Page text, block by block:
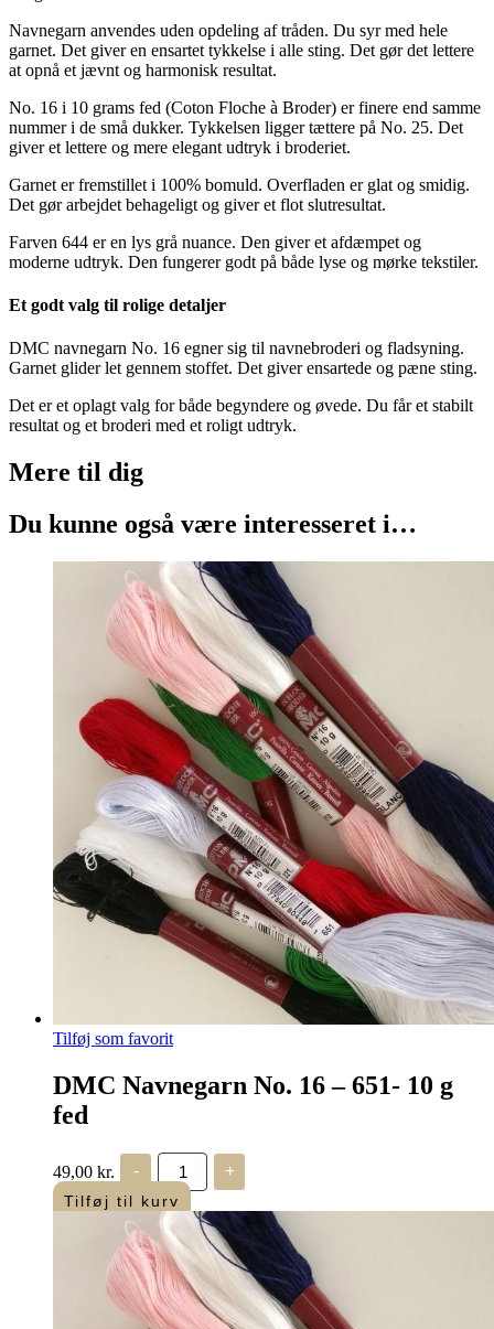
Navnegarn anvendes uden opdeling af tråden. Du syr med hele
garnet. Det giver en ensartet tykkelse i alle sting. Det gør det lettere
at opnå et jævnt og harmonisk resultat.
No. 16 i 10 grams fed (Coton Floche à Broder) er finere end samme
nummer i de små dukker. Tykkelsen ligger tættere på No. 25. Det
giver et lettere og mere elegant udtryk i broderiet.
Garnet er fremstillet i 100% bomuld. Overfladen er glat og smidig.
Det gør arbejdet behageligt og giver et flot slutresultat.
Farven 644 er en lys grå nuance. Den giver et afdæmpet og
moderne udtryk. Den fungerer godt på både lyse og mørke tekstiler.
Et godt valg til rolige detaljer
DMC navnegarn No. 16 egner sig til navnebroderi og fladsyning.
Garnet glider let gennem stoffet. Det giver ensartede og pæne sting.
Det er et oplagt valg for både begyndere og øvede. Du får et stabilt
resultat og et broderi med et roligt udtryk.
Mere til dig
Du kunne også være interesseret i…
Tilføj som favorit
DMC Navnegarn No. 16 – 651- 10 g
fed
49,00 kr. -
DMC
Navnegarn
No.
16
-
651-
10
g
fed
antal
+
Tilføj til kurv